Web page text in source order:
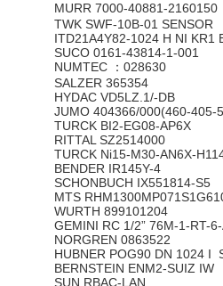
MURR 7000-40881-2160150
TWK SWF-10B-01 SENSOR
ITD21A4Y82-1024 H NI KR1
SUCO 0161-43814-1-001
NUMTEC ：028630
SALZER 365354
HYDAC VD5LZ.1/-DB
JUMO 404366/000(460-
TURCK BI2-EG08-AP6X
RITTAL SZ2514000
TURCK Ni15-M30-AN6X-
BENDER IR145Y-4
SCHONBUCH IX551814-S5
MTS
WURTH 899101204
GEMINI RC 1/2” 76M-1-RT-
NORGREN 0863522
HUBNER POG90 DN 1024 I
BERNSTEIN ENM2-SUIZ IW
SUN RBAC-LAN